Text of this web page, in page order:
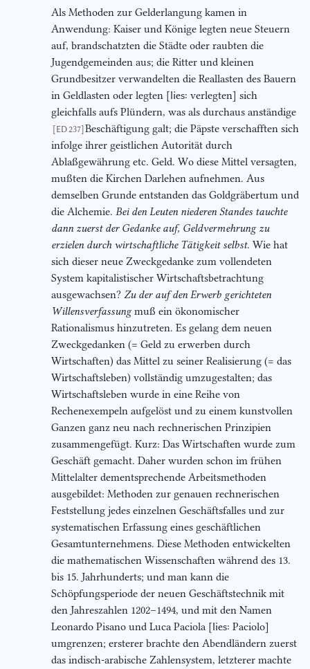
Als Methoden zur Gelderlangung kamen in
Anwendung: Kaiser und Könige legten neue Steuern
auf, brandschatzten die Städte oder raubten die
Jugendgemeinden aus; die Ritter und kleinen
Grundbesitzer verwandelten die Reallasten des Bauern
in Geldlasten oder legten [lies: verlegten] sich
gleichfalls aufs Plündern, was als durchaus anständige
[ED 237] Beschäftigung galt; die Päpste verschafften sich
infolge ihrer geistlichen Autorität durch
Ablaßgewährung etc. Geld. Wo diese Mittel versagten,
mußten die Kirchen Darlehen aufnehmen. Aus
demselben Grunde entstanden das Goldgräbertum und
die Alchemie. Bei den Leuten niederen Standes tauchte
dann zuerst der Gedanke auf, Geldvermehrung zu
erzielen durch wirtschaftliche Tätigkeit selbst. Wie hat
sich dieser neue Zweckgedanke zum vollendeten
System kapitalistischer Wirtschaftsbetrachtung
ausgewachsen? Zu der auf den Erwerb gerichteten
Willensverfassungmuß ein ökonomischer
Rationalismus hinzutreten. Es gelang dem neuen
Zweckgedanken (= Geld zu erwerben durch
Wirtschaften) das Mittel zu seiner Realisierung (= das
Wirtschaftsleben) vollständig umzugestalten; das
Wirtschaftsleben wurde in eine Reihe von
Rechenexempeln aufgelöst und zu einem kunstvollen
Ganzen ganz neu nach rechnerischen Prinzipien
zusammengefügt. Kurz: Das Wirtschaften wurde zum
Geschäft gemacht. Daher wurden schon im frühen
Mittelalter dementsprechende Arbeitsmethoden
ausgebildet: Methoden zur genauen rechnerischen
Feststellung jedes einzelnen Geschäftsfalles und zur
systematischen Erfassung eines geschäftlichen
Gesamtunternehmens. Diese Methoden entwickelten
die mathematischen Wissenschaften während des 13.
bis 15. Jahrhunderts; und man kann die
Schöpfungsperiode der neuen Geschäftstechnik mit
den Jahreszahlen 1202–1494, und mit den Namen
Leonardo Pisano und Luca Paciola [lies: Paciolo]
umgrenzen; ersterer brachte den Abendländern zuerst
das indisch-arabische Zahlensystem, letzterer machte